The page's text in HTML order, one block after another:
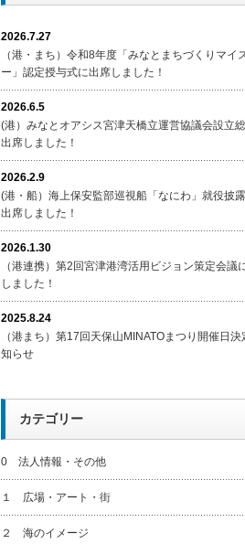
2026.7.27
（港・まち）令和8年度「みなとまちづくりマイ
ー」認定授与式に出席しました！
2026.6.5
(港）みなとオアシス宮津天橋立運営協議会設立
出席しました！
2026.2.9
(港・船）海上保安監部巡視船「なにわ」就役披
出席しました！
2026.1.30
（港連携）第2回宮津港湾活用ビジョン策定会議
しました！
2025.8.24
（港まち）第17回天保山MINATOまつり開催日決
知らせ
カテゴリー
0 法人情報・その他
１ 広場・アート・街
２ 海のイメージ